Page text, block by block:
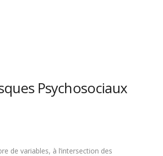
Psychosociaux
de variables, à l’intersection des